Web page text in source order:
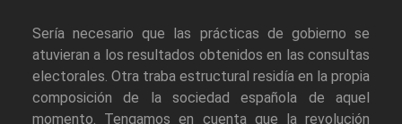
Sería necesario que las prácticas de gobierno se
atuvieran a los resultados obtenidos en las consultas
electorales. Otra traba estructural residía en la propia
composición de la sociedad española de aquel
momento. Tengamos en cuenta que la revolución